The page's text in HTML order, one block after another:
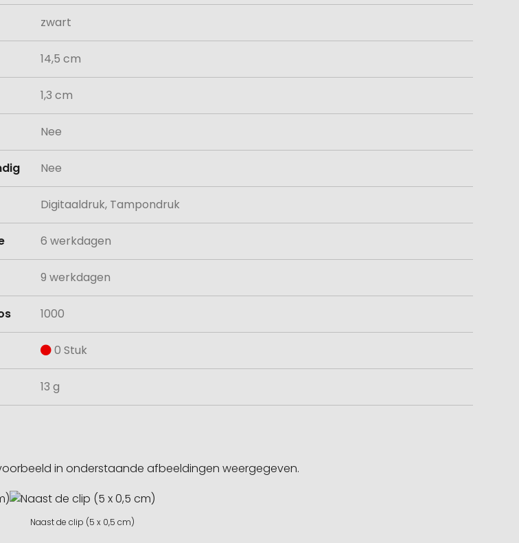
zwart
14,5 cm
1,3 cm
Nee
Nee
Digitaaldruk, Tampondruk
6 werkdagen
9 werkdagen
1000
0 Stuk
13 g
in onderstaande afbeeldingen weergegeven.
Naast de clip (5 x 0,5 cm)